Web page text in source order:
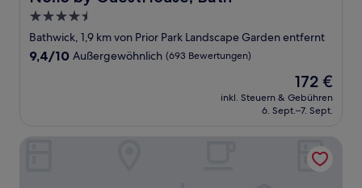
4.5-
Sterne-
Unterkunft
Bathwick, 1,9 km von Prior Park Landscape Garden entfernt
9.4
9,4/10 Außergewöhnlich (693 Bewertungen)
Der
Preis
beträgt
172 €
inkl. Steuern & Gebühren
6. Sept.–7. Sept.